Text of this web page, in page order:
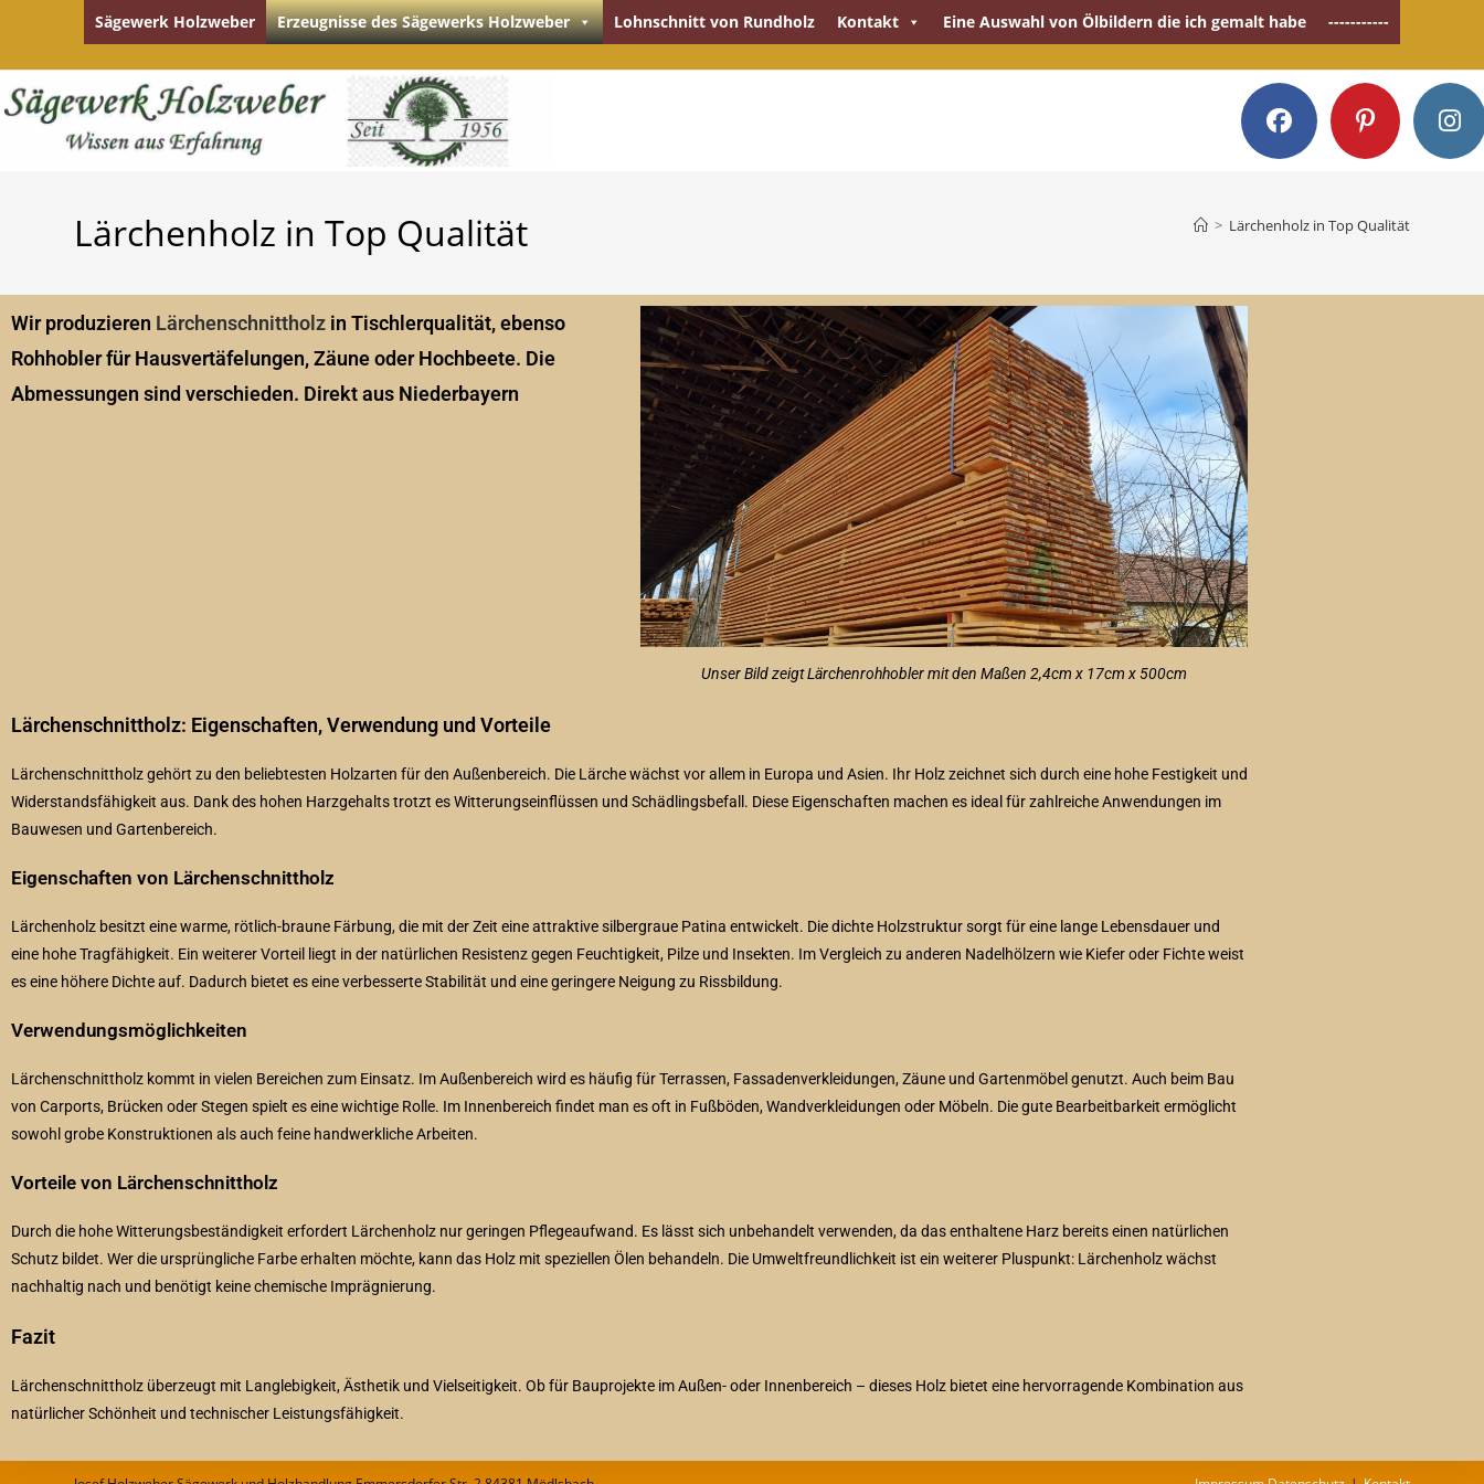
Sägewerk Holzweber Erzeugnisse des Sägewerks Holzweber Lohnschnitt von Rundholz Kontakt Eine Auswahl von Ölbildern die ich gemalt habe -----------
Lärchenholz in Top Qualität > Lärchenholz in Top Qualität
Wir produzieren Lärchenschnittholz in Tischlerqualität, ebenso
Rohhobler für Hausvertäfelungen, Zäune oder Hochbeete. Die
Abmessungen sind verschieden. Direkt aus Niederbayern
Unser Bild zeigt Lärchenrohhobler mit den Maßen 2,4cm x 17cm x 500cm
Lärchenschnittholz: Eigenschaften, Verwendung und Vorteile
Lärchenschnittholz gehört zu den beliebtesten Holzarten für den Außenbereich. Die Lärche wächst vor allem in Europa und Asien. Ihr Holz zeichnet sich durch eine hohe Festigkeit und
Widerstandsfähigkeit aus. Dank des hohen Harzgehalts trotzt es Witterungseinflüssen und Schädlingsbefall. Diese Eigenschaften machen es ideal für zahlreiche Anwendungen im
Bauwesen und Gartenbereich.
Eigenschaften von Lärchenschnittholz
Lärchenholz besitzt eine warme, rötlich-braune Färbung, die mit der Zeit eine attraktive silbergraue Patina entwickelt. Die dichte Holzstruktur sorgt für eine lange Lebensdauer und
eine hohe Tragfähigkeit. Ein weiterer Vorteil liegt in der natürlichen Resistenz gegen Feuchtigkeit, Pilze und Insekten. Im Vergleich zu anderen Nadelhölzern wie Kiefer oder Fichte weist
es eine höhere Dichte auf. Dadurch bietet es eine verbesserte Stabilität und eine geringere Neigung zu Rissbildung.
Verwendungsmöglichkeiten
Lärchenschnittholz kommt in vielen Bereichen zum Einsatz. Im Außenbereich wird es häufig für Terrassen, Fassadenverkleidungen, Zäune und Gartenmöbel genutzt. Auch beim Bau
von Carports, Brücken oder Stegen spielt es eine wichtige Rolle. Im Innenbereich findet man es oft in Fußböden, Wandverkleidungen oder Möbeln. Die gute Bearbeitbarkeit ermöglicht
sowohl grobe Konstruktionen als auch feine handwerkliche Arbeiten.
Vorteile von Lärchenschnittholz
Durch die hohe Witterungsbeständigkeit erfordert Lärchenholz nur geringen Pflegeaufwand. Es lässt sich unbehandelt verwenden, da das enthaltene Harz bereits einen natürlichen
Schutz bildet. Wer die ursprüngliche Farbe erhalten möchte, kann das Holz mit speziellen Ölen behandeln. Die Umweltfreundlichkeit ist ein weiterer Pluspunkt: Lärchenholz wächst
nachhaltig nach und benötigt keine chemische Imprägnierung.
Fazit
Lärchenschnittholz überzeugt mit Langlebigkeit, Ästhetik und Vielseitigkeit. Ob für Bauprojekte im Außen- oder Innenbereich – dieses Holz bietet eine hervorragende Kombination aus
natürlicher Schönheit und technischer Leistungsfähigkeit.